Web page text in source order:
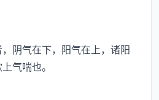
阴气在下，阳气在上，诸阳
气喘也。